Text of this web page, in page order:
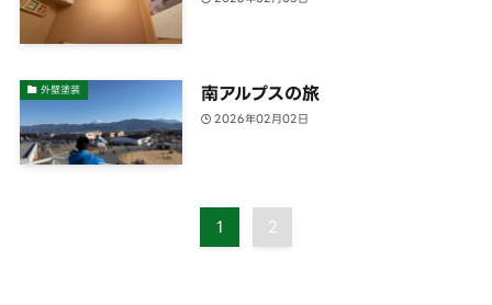
外壁塗装 南アルプスの旅
2026年02月02日
1 2